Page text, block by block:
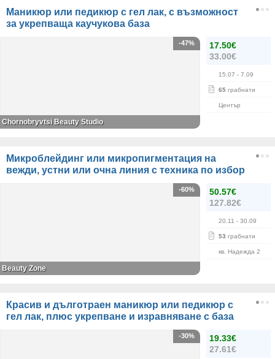
Маникюр или педикюр с гел лак, с възможност
за укрепваща каучукова база
17.50€
33.00€
15.07 - 7.09
65 грабнати
Център
-47%
Chornobryvtsi Beauty Studio
Микроблейдинг или микропигментация на
вежди, устни или очна линия с техника по избор
50.57€
127.82€
20.11 - 30.09
53 грабнати
кв. Надежда 2
-60%
Beauty Zone
Красив и дълготраен маникюр или педикюр с
гел лак, плюс укрепване и изравняване с база
19.33€
27.61€
-30%